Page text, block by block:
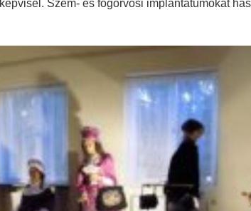
Szem- és fogorvosi implantátumokat